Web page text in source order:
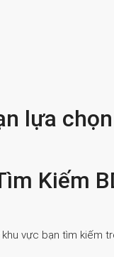
lựa
Kiếm
vực bạn tìm kiếm